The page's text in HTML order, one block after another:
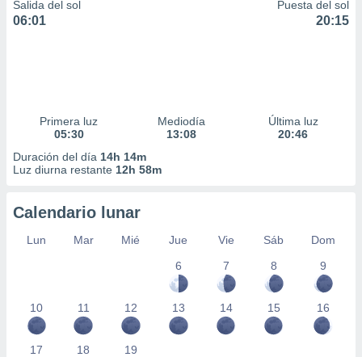
Salida del sol
06:01
Puesta del sol
20:15
Primera luz
05:30
Mediodía
13:08
Última luz
20:46
Duración del día 14h 14m
Luz diurna restante 12h 58m
Calendario lunar
Lun Mar Mié Jue Vie Sáb
Dom
6
7 8 9
10 11 12 13 14 15 16
17 18 19